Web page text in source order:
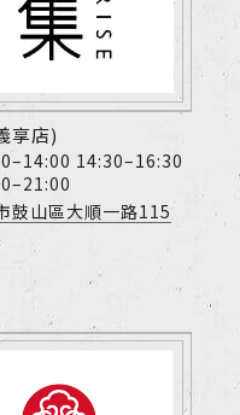
享店)
14:30–16:30
鼓山區大順一路115